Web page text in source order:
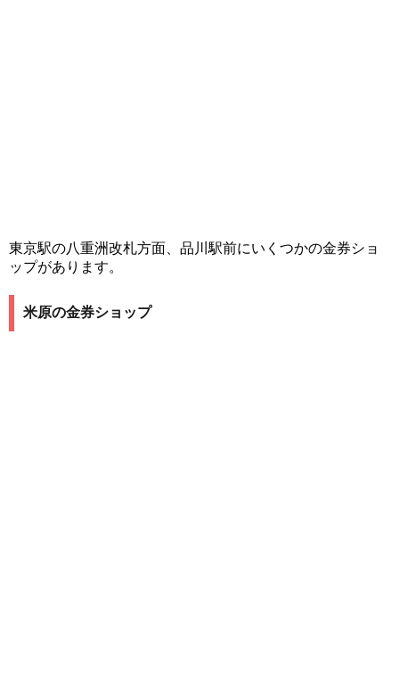
東京駅の八重洲改札方面、品川駅前にいくつかの金券ショ
ップがあります。
米原の金券ショップ